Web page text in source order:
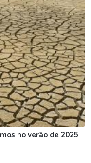
no verão de 2025